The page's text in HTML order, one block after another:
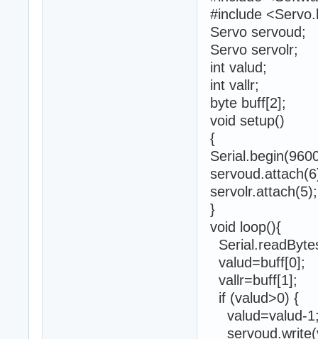
#include
Servo servoud;
Servo servolr;
int valud;
int vallr;
byte buff[2];
void setup()
{
servolr.attach(5);
}
void loop(){
valud=buff[0];
vallr=buff[1];
if (valud>0) {
valud=valud-